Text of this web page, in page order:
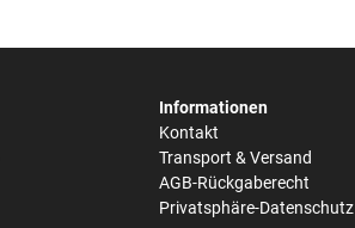
Informationen
Kontakt
Transport & Versand
AGB-Rückgaberecht
Privatsphäre-Datenschutz